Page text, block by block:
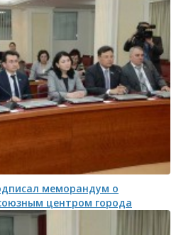
меморандум о
центром города